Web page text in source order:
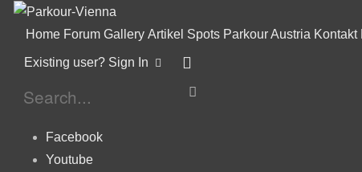
Home Forum Gallery Artikel Spots Parkour Austria Kontakt
Existing user? Sign In
Facebook
Youtube